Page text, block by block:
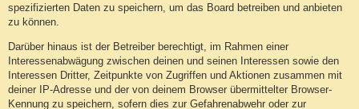
spezifizierten Daten zu speichern, um das Board betreiben und anbieten
zu können.
Darüber hinaus ist der Betreiber berechtigt, im Rahmen einer
Interessenabwägung zwischen deinen und seinen Interessen sowie den
Interessen Dritter, Zeitpunkte von Zugriffen und Aktionen zusammen mit
deiner IP-Adresse und der von deinem Browser übermittelter Browser-
Kennung zu speichern, sofern dies zur Gefahrenabwehr oder zur